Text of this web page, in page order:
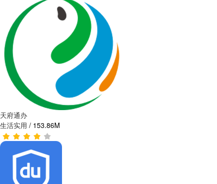
天府通办
生活实用 / 153.86M